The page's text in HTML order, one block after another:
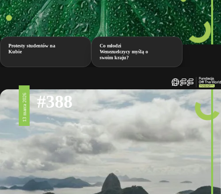
Protesty studentów na
Kubie
Co młodzi
Wenezuelczycy myślą o
swoim kraju?
13 marca 2026 #388